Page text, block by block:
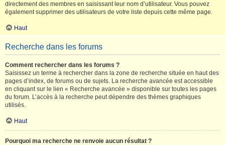
directement des membres en saisissant leur nom d’utilisateur. Vous pouvez
également supprimer des utilisateurs de votre liste depuis cette même page.
Haut
Recherche dans les forums
Comment rechercher dans les forums ?
Saisissez un terme à rechercher dans la zone de recherche située en haut des
pages d’index, de forums ou de sujets. La recherche avancée est accessible
en cliquant sur le lien « Recherche avancée » disponible sur toutes les pages
du forum. L’accès à la recherche peut dépendre des thèmes graphiques
utilisés.
Haut
Pourquoi ma recherche ne renvoie aucun résultat ?